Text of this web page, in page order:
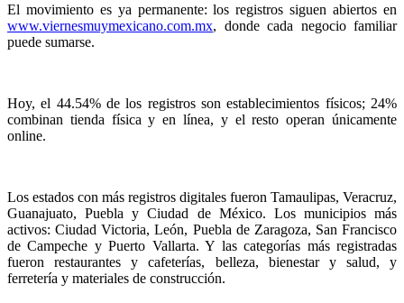
El movimiento es ya permanente: los registros siguen abiertos en
www.viernesmuymexicano.com.mx, donde cada negocio familiar
puede sumarse.
Hoy, el 44.54% de los registros son establecimientos físicos; 24%
combinan tienda física y en línea, y el resto operan únicamente
online.
Los estados con más registros digitales fueron Tamaulipas, Veracruz,
Guanajuato, Puebla y Ciudad de México. Los municipios más
activos: Ciudad Victoria, León, Puebla de Zaragoza, San Francisco
de Campeche y Puerto Vallarta. Y las categorías más registradas
fueron restaurantes y cafeterías, belleza, bienestar y salud, y
ferretería y materiales de construcción.